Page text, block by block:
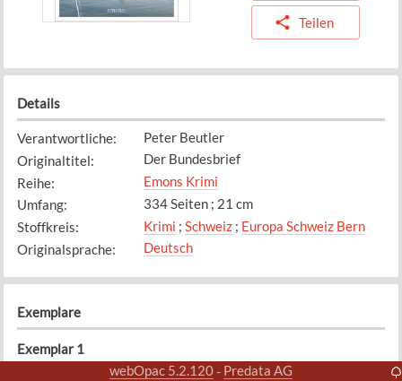
Teilen
Details
Verantwortliche:
Peter Beutler
Originaltitel:
Der Bundesbrief
Reihe:
Emons Krimi
Umfang:
334 Seiten ; 21 cm
Stoffkreis: Krimi ; Schweiz; Europa Schweiz Bern
Originalsprache: Deutsch
Exemplare
Exemplar 1
Bibliothek
webOpac 5.2.120- Predata AG